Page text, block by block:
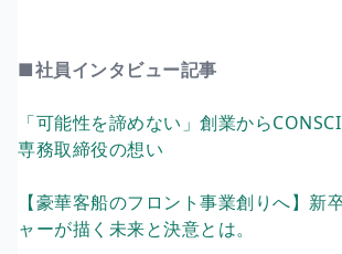
■社員インタビュー記事
「可能性を諦めない」創業から
専務取締役の想い
【豪華客船のフロント事業創りへ】新
ャーが描く未来と決意とは。